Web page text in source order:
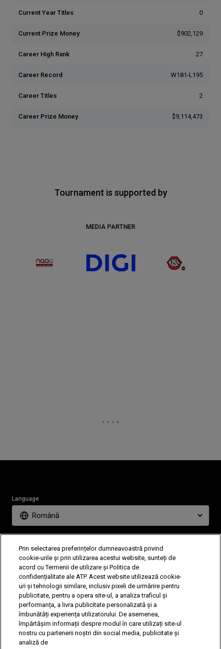
Current Year Titles 0
Current Prize Money $902,129
Career High Rank 27
Career Record W181-L195
Career Titles 2
Career Prize Money $9,114,473
Tournament is supported by
MEDIA PARTNER
Language
Română
Tickets Video
Follow Tiriac Open
Prin selectarea preferințelor dumneavoastră privind
cookie-urile și prin utilizarea acestui website, sunteți de
acord cu Termenii de utilizare și Politica de
confidențialitate ale ATP. Acest website utilizează cookie-
uri și tehnologii similare, inclusiv pixeli de urmărire pentru
publicitate, pentru a opera site-ul, a analiza traficul și
performanța, a livra publicitate personalizată și a
îmbunătăți experiența utilizatorului. De asemenea,
împărtășim informații despre modul în care utilizați site-ul
nostru cu partenerii noștri din social media, publicitate și
analiză de